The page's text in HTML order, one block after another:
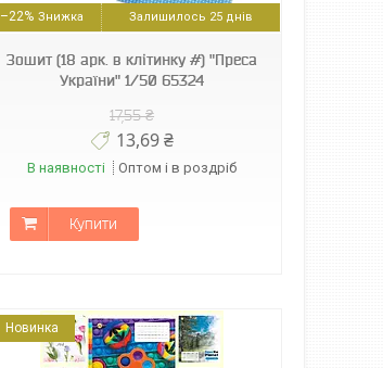
–22% Залишилось 25 днів
Зошит (18 арк. в клітинку #) "Преса
України" 1/50 65324
17,55 ₴
13,69 ₴
В наявності Оптом і в роздріб
Купити
Новинка